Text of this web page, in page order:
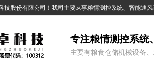
技股份有限公司！我司主要从事粮情测控系统、智能通
专注粮情测控系统
主要有粮食仓储机械设备